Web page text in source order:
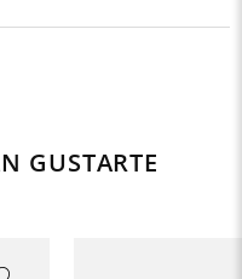
GUSTARTE